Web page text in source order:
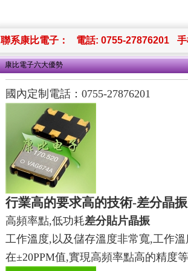
聯系康比電子： 電話: 0755-27876201
康比電子六大優勢
國內定制電話： 0755-27876201
行業高的要求高的技術-差分晶振
高頻率點,低功耗差分貼片晶振
工作溫度,以及儲存溫度非常寬,工作
在±20PPM值,實現高頻率點高的精度